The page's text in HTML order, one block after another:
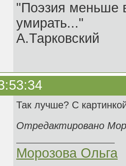
"Поэзия меньше
умирать..."
А.Тарковский
Так лучше? С
Отредактировано
Морозова Ольга